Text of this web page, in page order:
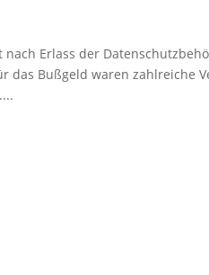
Erlass der
das Bußgeld waren zahlreiche